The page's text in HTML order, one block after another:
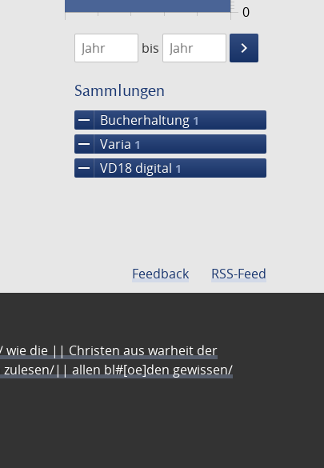
0
1746
1747
bis
keyboard_arrow_right
Suche
Sammlungen
remove Bucherhaltung 1
remove Varia 1
remove VD18 digital 1
Feedback RSS-Feed
die || Christen aus warheit der
|| allen bl#[oe]den gewissen/